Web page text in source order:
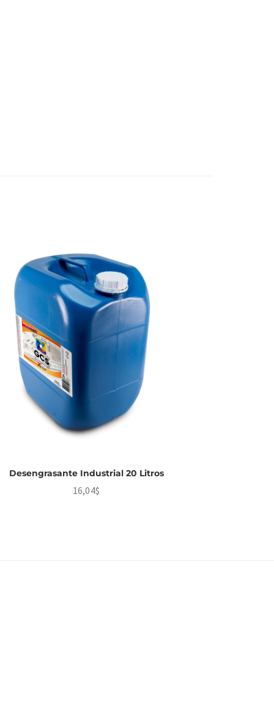
Desengrasante Industrial 20 Litros
16,04$